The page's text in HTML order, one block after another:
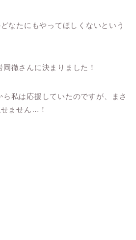
なたにもやってほしくないという
徹さんに決まりました！
私は応援していたのですが、まさ
ません…！